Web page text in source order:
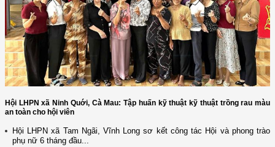
Hội LHPN xã Ninh Quới, Cà Mau: Tập huấn kỹ thuật kỹ thuật trồng rau màu
an toàn cho hội viên
Hội LHPN xã Tam Ngãi, Vĩnh Long sơ kết công tác Hội và phong trào
phụ nữ 6 tháng đầu...